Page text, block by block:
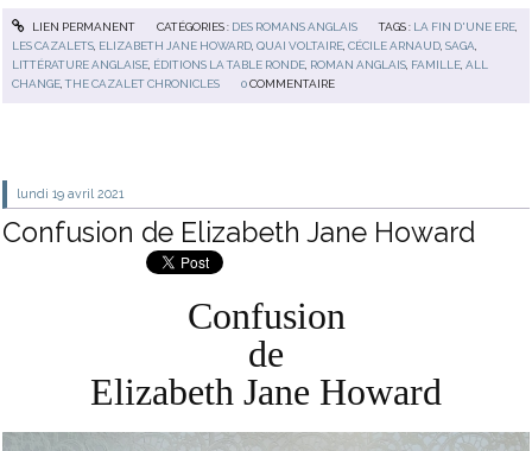
LIEN PERMANENT CATÉGORIES : DES ROMANS ANGLAIS TAGS : LA FIN D'UNE ERE
LES CAZALETS ELIZABETH JANE HOWARD ,QUAI VOLTAIRE ,CÉCILE ARNAUD ,SAGA
LITTÉRATURE ANGLAISE ÉDITIONS LA TABLE RONDE ROMAN ANGLAIS FAMILLE ,ALL
CHANGE ,THE CAZALET CHRONICLES 0 COMMENTAIRE
lundi 19 avril 2021
Confusion de Elizabeth Jane Howard
Confusion
de
Elizabeth Jane Howard